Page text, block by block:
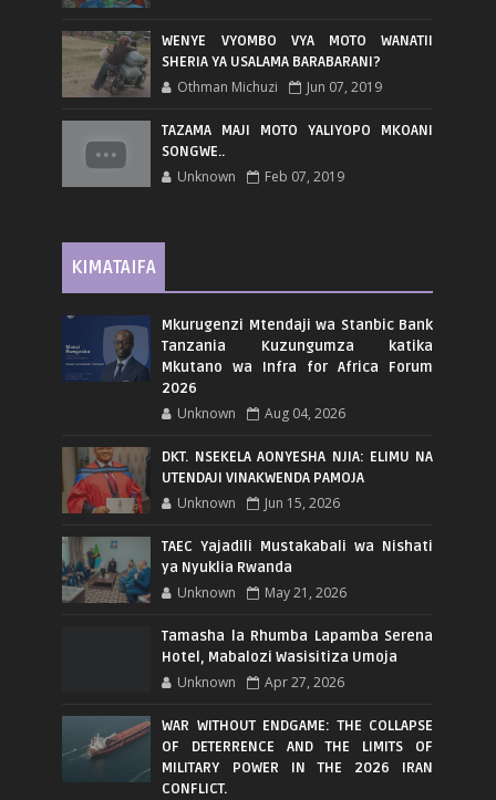
WENYE VYOMBO VYA MOTO WANATII
SHERIA YA USALAMA BARABARANI?
Othman Michuzi Jun 07, 2019
TAZAMA MAJI MOTO YALIYOPO MKOANI
SONGWE..
Unknown Feb 07, 2019
KIMATAIFA
Mkurugenzi Mtendaji wa Stanbic Bank
Tanzania Kuzungumza katika
Mkutano wa Infra for Africa Forum
2026
Unknown Aug 04, 2026
DKT. NSEKELA AONYESHA NJIA: ELIMU NA
UTENDAJI VINAKWENDA PAMOJA
Unknown Jun 15, 2026
TAEC Yajadili Mustakabali wa Nishati
ya Nyuklia Rwanda
Unknown May 21, 2026
Tamasha la Rhumba Lapamba Serena
Hotel, Mabalozi Wasisitiza Umoja
Unknown Apr 27, 2026
WAR WITHOUT ENDGAME: THE COLLAPSE
OF DETERRENCE AND THE LIMITS OF
MILITARY POWER IN THE 2026 IRAN
CONFLICT.